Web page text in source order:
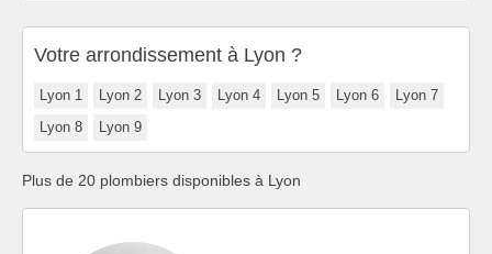
Votre arrondissement à Lyon ?
Lyon 1 Lyon 2 Lyon 3 Lyon 4 Lyon 5 Lyon 6
Lyon 7
Lyon 8
Lyon 9
Plus de 20 plombiers disponibles à Lyon